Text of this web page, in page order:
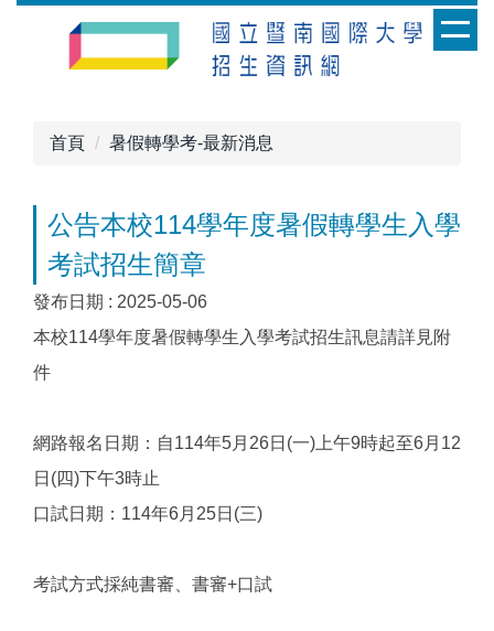
首頁 暑假轉學考-最新消息
公告本校114學年度暑假轉學生入學
考試招生簡章
發布日期 : 2025-05-06
本校114學年度暑假轉學生入學考試招生訊息請詳見附
件
網路報名日期：自114年5月26日(一)上午9時起至6月12
日(四)下午3時止
口試日期：114年6月25日(三)
考試方式採純書審、書審+口試